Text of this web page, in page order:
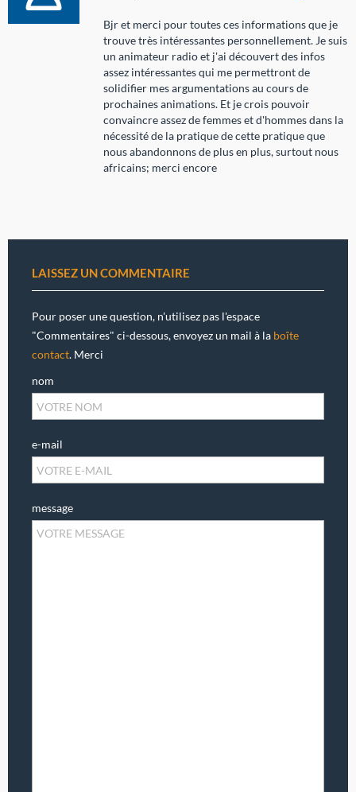
Bjr et merci pour toutes ces informations que je
trouve très intéressantes personnellement. Je suis
un animateur radio et j'ai découvert des infos
assez intéressantes qui me permettront de
solidifier mes argumentations au cours de
prochaines animations. Et je crois pouvoir
convaincre assez de femmes et d'hommes dans la
nécessité de la pratique de cette pratique que
nous abandonnons de plus en plus, surtout nous
africains; merci encore
LAISSEZ UN COMMENTAIRE
Pour poser une question, n'utilisez pas l'espace
"Commentaires" ci-dessous, envoyez un mail à la boîte
contact. Merci
nom
e-mail
message